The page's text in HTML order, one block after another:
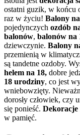
ostatni guzik, w końcu
raz w życiu! Balony
pojedynczych ozdób
balonów, balonów na
dziewczynie. Balony
przemienią w
są tandetne ozdoby.
helem na 18, dobre
18 urodziny, co jest
wniebowzięty.
dorosły człowiek, czy
się ponieść.
w pamięć.